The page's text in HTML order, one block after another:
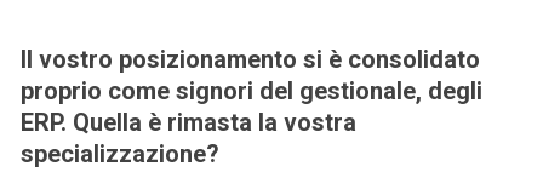
Il vostro posizionamento si è consolidato
proprio come signori del gestionale, degli
ERP. Quella è rimasta la vostra
specializzazione?